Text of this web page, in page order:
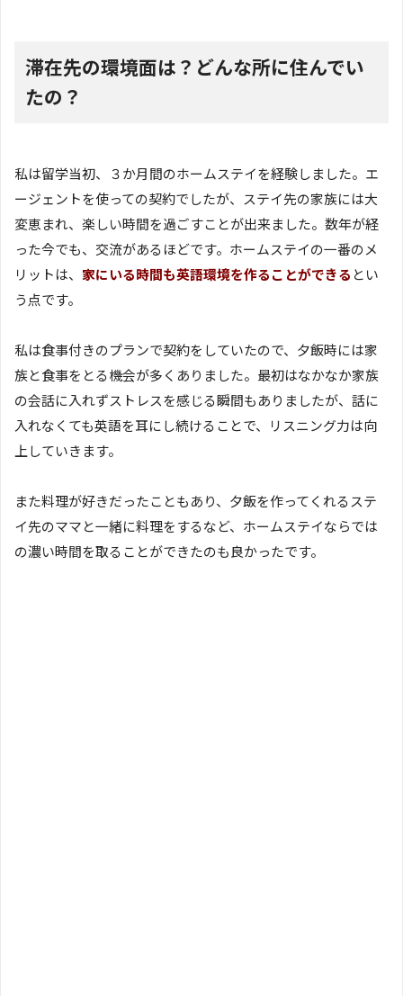
滞在先の環境面は？どんな所に住んでい
たの？
私は留学当初、３か月間のホームステイを経験しました。エ
ージェントを使っての契約でしたが、ステイ先の家族には大
変恵まれ、楽しい時間を過ごすことが出来ました。数年が経
った今でも、交流があるほどです。ホームステイの一番のメ
リットは、 家にいる時間も英語環境を作ることができる とい
う点です。
私は食事付きのプランで契約をしていたので、夕飯時には家
族と食事をとる機会が多くありました。最初はなかなか家族
の会話に入れずストレスを感じる瞬間もありましたが、話に
入れなくても英語を耳にし続けることで、リスニング力は向
上していきます。
また料理が好きだったこともあり、夕飯を作ってくれるステ
イ先のママと一緒に料理をするなど、ホームステイならでは
の濃い時間を取ることができたのも良かったです。